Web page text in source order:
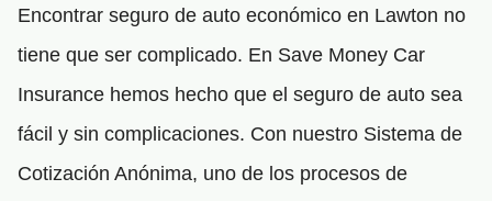
Encontrar seguro de auto económico en Lawton no
tiene que ser complicado. En Save Money Car
Insurance hemos hecho que el seguro de auto sea
fácil y sin complicaciones. Con nuestro Sistema de
Cotización Anónima, uno de los procesos de